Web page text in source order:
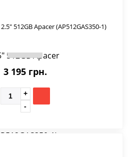
512GB Apacer (AP512GAS350-1)
3 195 грн.